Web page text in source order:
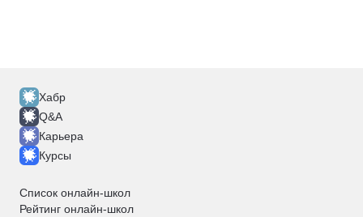
Хабр
Q&A
Карьера
Курсы
Список онлайн-школ
Рейтинг онлайн-школ